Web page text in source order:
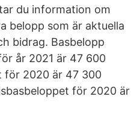
du information om
belopp som är aktuella
bidrag. Basbelopp
år 2021 är 47 600
för 2020 är 47 300
för 2020 är